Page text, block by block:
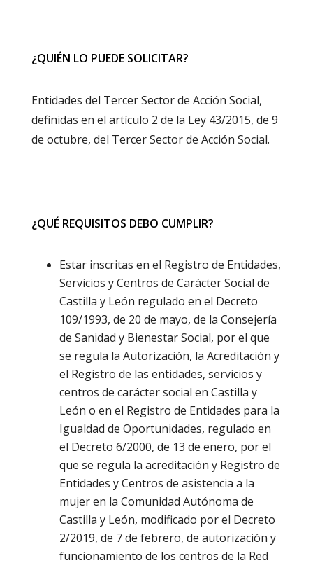
¿QUIÉN LO PUEDE SOLICITAR?
Entidades del Tercer Sector de Acción Social,
definidas en el artículo 2 de la Ley 43/2015, de 9
de octubre, del Tercer Sector de Acción Social.
¿QUÉ REQUISITOS DEBO CUMPLIR?
Estar inscritas en el Registro de Entidades,
Servicios y Centros de Carácter Social de
Castilla y León regulado en el Decreto
109/1993, de 20 de mayo, de la Consejería
de Sanidad y Bienestar Social, por el que
se regula la Autorización, la Acreditación y
el Registro de las entidades, servicios y
centros de carácter social en Castilla y
León o en el Registro de Entidades para la
Igualdad de Oportunidades, regulado en
el Decreto 6/2000, de 13 de enero, por el
que se regula la acreditación y Registro de
Entidades y Centros de asistencia a la
mujer en la Comunidad Autónoma de
Castilla y León, modificado por el Decreto
2/2019, de 7 de febrero, de autorización y
funcionamiento de los centros de la Red